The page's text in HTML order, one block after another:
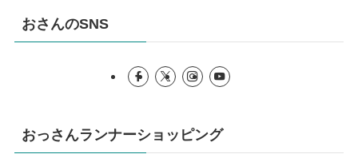
おさんのSNS
おっさんランナーショッピング